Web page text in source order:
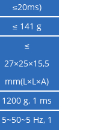
≤20ms)
≤ 141 g
≤
27×25×15,5
mm(L×L×A)
1200 g, 1 ms
5~50~5 Hz, 1